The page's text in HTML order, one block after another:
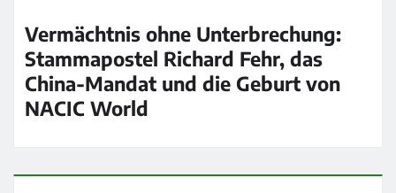
Vermächtnis ohne Unterbrechung:
Stammapostel Richard Fehr, das
China-Mandat und die Geburt von
NACIC World